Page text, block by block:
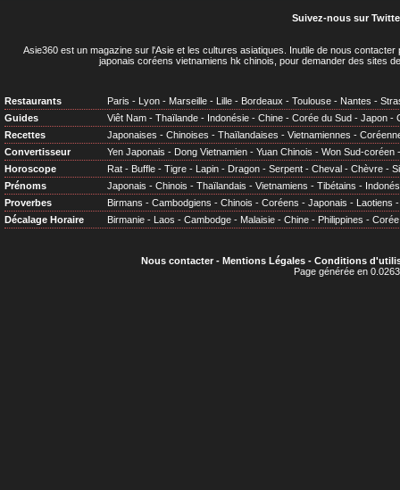
Suivez-nous sur
Asie360 est un magazine sur l'Asie et les cultures asiatiques . Inutile de nous
japonais coréens vietnamiens hk chinois, pour demander des sites
Restaurants Paris - Lyon - Marseille - Lille - Bordeaux - Toulouse - Nantes -
Guides
Viêt Nam - Thaïlande - Indonésie - Chine - Corée du Sud - Japon -
Recettes
Japonaises - Chinoises - Thaïlandaises - Vietnamiennes -
Convertisseur
Yen Japonais - Dong Vietnamien - Yuan Chinois - Won Sud-coréen
Horoscope
Rat - Buffle - Tigre - Lapin - Dragon - Serpent - Cheval - Chèvre -
Prénoms
Japonais - Chinois - Thaïlandais - Vietnamiens - Tibétains -
Proverbes
Birmans - Cambodgiens - Chinois - Coréens - Japonais - Laotiens
Décalage Horaire
Birmanie - Laos - Cambodge - Malaisie - Chine - Philippines - Corée
Nous contacter- Mentions Légales- Conditions
Page générée en